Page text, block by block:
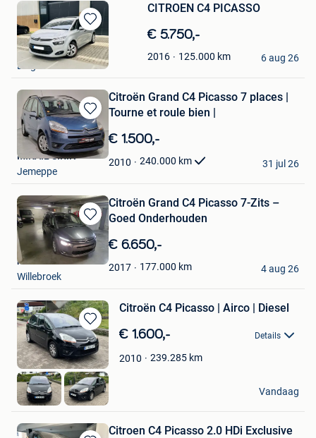
Bewaren
in
Mijn
Favorieten
CITROEN C4 PICASSO
€ 5.750,-
2016 125.000 km
E.m.Cars
Diegem
6 aug 26
Bewaren
in
Mijn
Favorieten
Citroën Grand C4 Picasso 7 places |
Tourne et roule bien |
€ 1.500,-
2010 240.000 km
MIKAIL SIRIN
Jemeppe
31 jul 26
Bewaren
in
Mijn
Favorieten
Citroën Grand C4 Picasso 7-Zits –
Goed Onderhouden
€ 6.650,-
2017 177.000 km
mediafoon
Willebroek
4 aug 26
Bewaren
in
Mijn
Favorieten
Citroën C4 Picasso | Airco | Diesel
€ 1.600,- Details
2010 239.285 km
Z-Motors
Hoboken
Vandaag
Citroen C4 Picasso 2.0 HDi Exclusive